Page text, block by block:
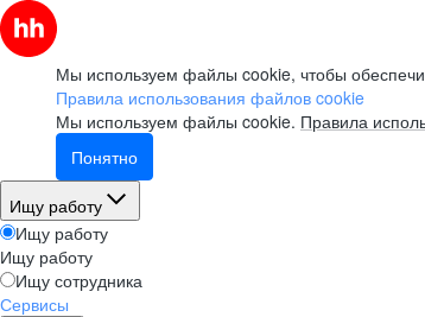
Мы используем файлы cookie, чтобы
Правила использования файлов cookie
Мы используем файлы cookie. Правила
Понятно
Ищу работу
Ищу работу
Ищу работу
Ищу сотрудника
Сервисы